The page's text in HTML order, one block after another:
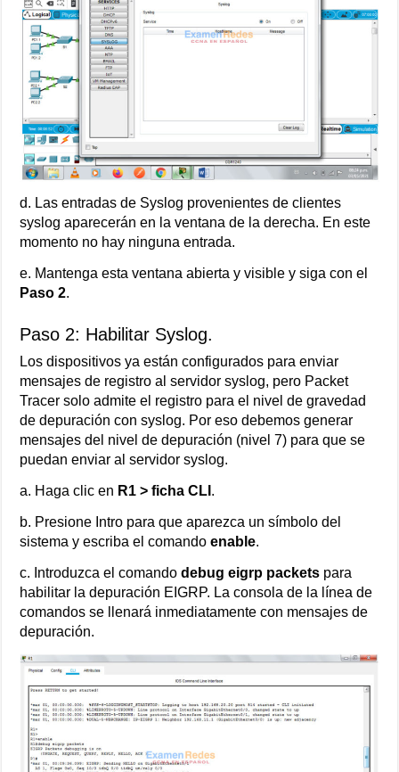
d. Las entradas de Syslog provenientes de clientes
syslog aparecerán en la ventana de la derecha. En este
momento no hay ninguna entrada.
e. Mantenga esta ventana abierta y visible y siga con el
Paso 2.
Paso 2: Habilitar Syslog.
Los dispositivos ya están configurados para enviar
mensajes de registro al servidor syslog, pero Packet
Tracer solo admite el registro para el nivel de gravedad
de depuración con syslog. Por eso debemos generar
mensajes del nivel de depuración (nivel 7) para que se
puedan enviar al servidor syslog.
a. Haga clic en R1 > ficha CLI .
b. Presione Intro para que aparezca un símbolo del
sistema y escriba el comandoenable.
c. Introduzca el comandodebug eigrp packets para
habilitar la depuración EIGRP. La consola de la línea de
comandos se llenará inmediatamente con mensajes de
depuración.